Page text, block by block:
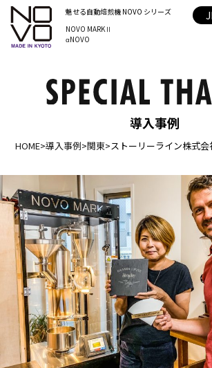
魅せる自動焙煎機 NOVO シリーズ
NOVO MARKⅡ
αNOVO
導入事例
HOME>導入事例>関東>ストーリーライン株式会